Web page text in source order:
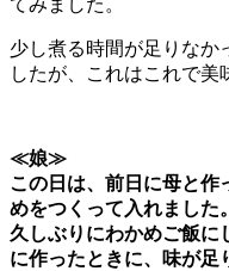
てみました。
少し煮る時間が足りなか
したが、これはこれで美
≪娘≫
この日は、前日に母と作
めをつくって入れました。
久しぶりにわかめご飯に
に作ったときに、味が足